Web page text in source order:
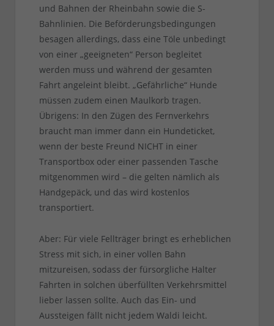
und Bahnen der Rheinbahn sowie die S-
Bahnlinien. Die Beförderungsbedingungen
besagen allerdings, dass eine Töle unbedingt
von einer „geeigneten“ Person begleitet
werden muss und während der gesamten
Fahrt angeleint bleibt. „Gefährliche“ Hunde
müssen zudem einen Maulkorb tragen.
Übrigens: In den Zügen des Fernverkehrs
braucht man immer dann ein Hundeticket,
wenn der beste Freund NICHT in einer
Transportbox oder einer passenden Tasche
mitgenommen wird – die gelten nämlich als
Handgepäck, und das wird kostenlos
transportiert.
Aber: Für viele Fellträger bringt es erheblichen
Stress mit sich, in einer vollen Bahn
mitzureisen, sodass der fürsorgliche Halter
Fahrten in solchen überfüllten Verkehrsmittel
lieber lassen sollte. Auch das Ein- und
Aussteigen fällt nicht jedem Waldi leicht.